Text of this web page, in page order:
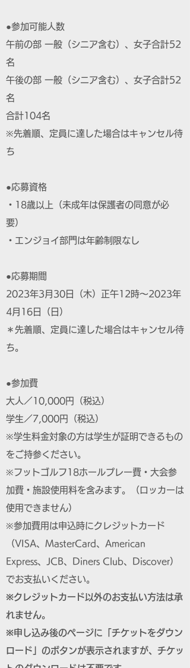
●参加可能人数
午前の部 一般（シニア含む）、女子合計52
名
午後の部 一般（シニア含む）、女子合計52
名
合計104名
※先着順、定員に達した場合はキャンセル待
ち
●応募資格
・18歳以上（未成年は保護者の同意が必
要）
・エンジョイ部門は年齢制限なし
●応募期間
2023年3月30日（木）正午12時～2023年
4月16日（日）
＊先着順、定員に達した場合はキャンセル待
ち。
●参加費
大人／10,000円（税込）
学生／7,000円（税込）
※学生料金対象の方は学生が証明できるもの
をご持参ください。
※フットゴルフ18ホールプレー費・大会参
加費・施設使用料を含みます。（ロッカーは
使用できません）
※参加費用は申込時にクレジットカード
（VISA、MasterCard、American
Express、JCB、Diners Club、Discover）
でお支払いください。
※クレジットカード以外のお支払い方法は承
れません。
※申し込み後のページに「チケットをダウン
ロード」のボタンが表示されますが、チケッ